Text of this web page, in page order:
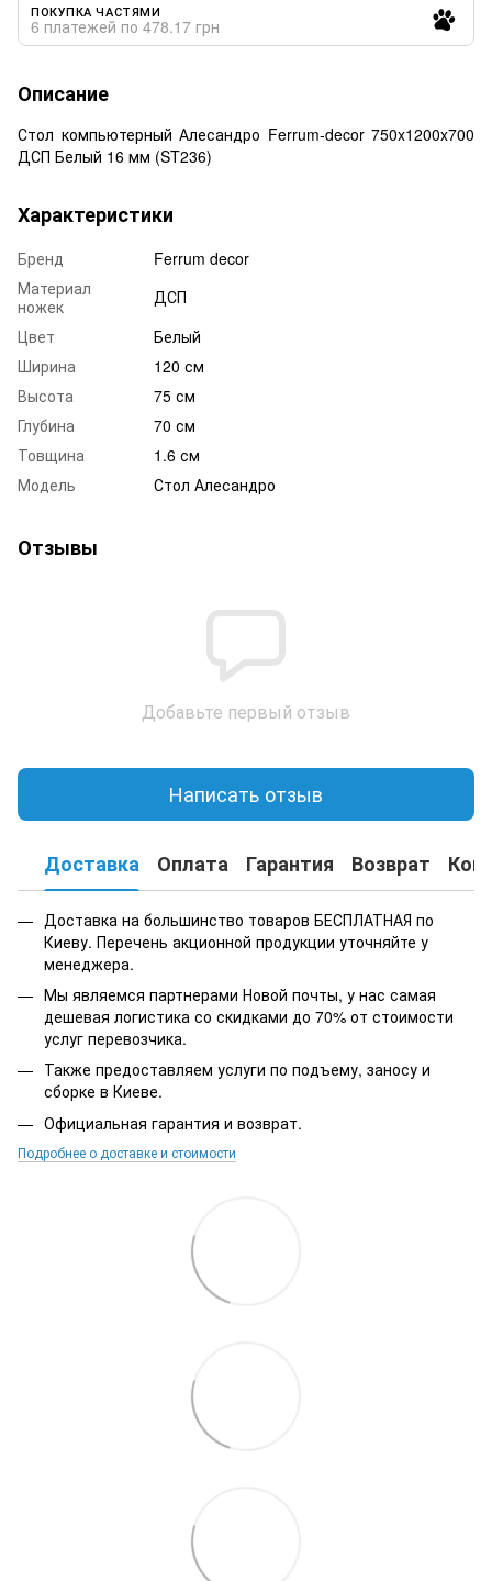
ПОКУПКА ЧАСТЯМИ
6 платежей по 478.17 грн
Описание
Стол компьютерный Алесандро Ferrum-decor 750x1200x700
ДСП Белый 16 мм (ST236)
Характеристики
Бренд
Ferrum decor
Материал
ножек
ДСП
Цвет
Белый
Ширина
120 см
Высота
75 см
Глубина
70 см
Товщина
1.6 см
Модель
Стол Алесандро
Отзывы
Добавьте первый отзыв
Написать отзыв
Доставка Оплата Гарантия Возврат
Доставка на большинство товаров БЕСПЛАТНАЯ по
Киеву. Перечень акционной продукции уточняйте у
менеджера.
Мы являемся партнерами Новой почты, у нас самая
дешевая логистика со скидками до 70% от стоимости
услуг перевозчика.
Также предоставляем услуги по подъему, заносу и
сборке в Киеве.
Официальная гарантия и возврат.
Подробнее о доставке и стоимости